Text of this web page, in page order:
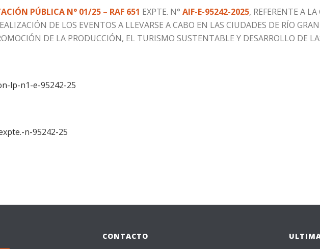
PÚBLICA N° 01/25 – RAF 651 EXPTE. N° AIF-E-95242-2025, REFERENTE A
DE LOS EVENTOS A LLEVARSE A CABO EN LAS CIUDADES DE RÍO
DE LA PRODUCCIÓN, EL TURISMO SUSTENTABLE Y DESARROLLO DE
lp-n1-e-95242-25
n-95242-25
CONTACTO